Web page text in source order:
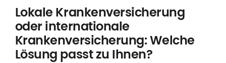
Lokale Krankenversicherung
oder internationale
Krankenversicherung: Welche
Lösung passt zu Ihnen?